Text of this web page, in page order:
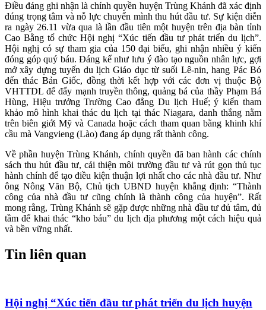
Điều đáng ghi nhận là chính quyền huyện Trùng Khánh đã xác định
đúng trọng tâm và nỗ lực chuyển mình thu hút đầu tư. Sự kiện diễn
ra ngày 26.11 vừa qua là lần đầu tiên một huyện trên địa bàn tỉnh
Cao Bằng tổ chức Hội nghị “Xúc tiến đầu tư phát triển du lịch”.
Hội nghị có sự tham gia của 150 đại biểu, ghi nhận nhiều ý kiến
đóng góp quý báu. Đáng kể như lưu ý đào tạo nguồn nhân lực, gợi
mở xây dựng tuyến du lịch Giáo dục từ suối Lê-nin, hang Pác Bó
đến thác Bản Giốc, đồng thời kết hợp với các đơn vị thuộc Bộ
VHTTDL để đẩy mạnh truyền thông, quảng bá của thầy Phạm Bá
Hùng, Hiệu trưởng Trường Cao đẳng Du lịch Huế; ý kiến tham
khảo mô hình khai thác du lịch tại thác Niagara, danh thắng nằm
trên biên giới Mỹ và Canada hoặc cách tham quan bằng khinh khí
cầu mà Vangvieng (Lào) đang áp dụng rất thành công.
Về phần huyện Trùng Khánh, chính quyền đã ban hành các chính
sách thu hút đầu tư, cải thiện môi trường đầu tư và rút gọn thủ tục
hành chính để tạo điều kiện thuận lợi nhất cho các nhà đầu tư. Như
ông Nông Văn Bộ, Chủ tịch UBND huyện khẳng định: “Thành
công của nhà đầu tư cũng chính là thành công của huyện”. Rất
mong rằng, Trùng Khánh sẽ gặp được những nhà đầu tư đủ tâm, đủ
tầm để khai thác “kho báu” du lịch địa phương một cách hiệu quả
và bền vững nhất.
Tin liên quan
Hội nghị “Xúc tiến đầu tư phát triển du lịch huyện